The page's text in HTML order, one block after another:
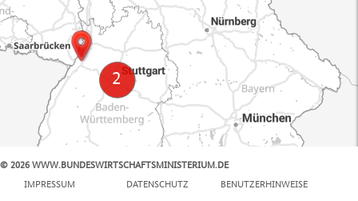
© 2026 WWW.BUNDESWIRTSCHAFTSMINISTERIUM.DE
IMPRESSUM
DATENSCHUTZ BENUTZERHINWEISE